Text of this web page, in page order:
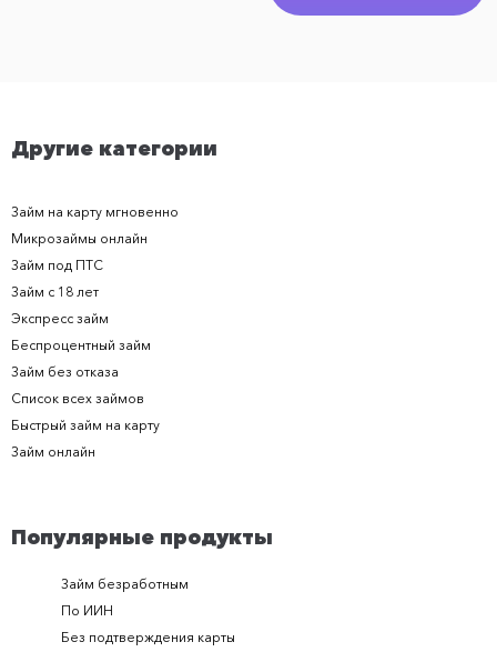
Другие категории
Займ на карту мгновенно
Микрозаймы онлайн
Займ под ПТС
Займ с 18 лет
Экспресс займ
Беспроцентный займ
Займ без отказа
Список всех займов
Быстрый займ на карту
Займ онлайн
Популярные продукты
Займ безработным
По ИИН
Без подтверждения карты